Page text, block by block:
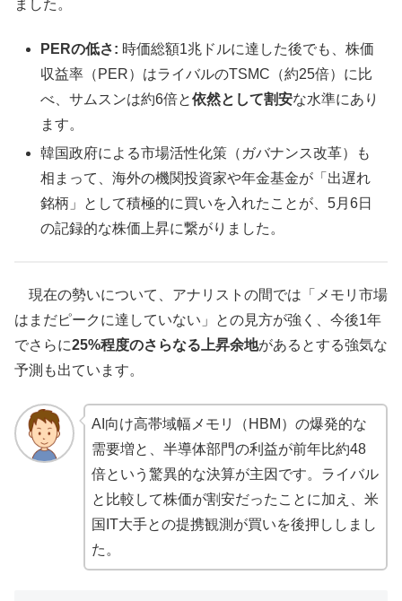
ました。
PERの低さ: 時価総額1兆ドルに達した後でも、株価
収益率（PER）はライバルのTSMC（約25倍）に比
べ、サムスンは約6倍と依然として割安な水準にあり
ます。
韓国政府による市場活性化策（ガバナンス改革）も
相まって、海外の機関投資家や年金基金が「出遅れ
銘柄」として積極的に買いを入れたことが、5月6日
の記録的な株価上昇に繋がりました。
現在の勢いについて、アナリストの間では「メモリ市場
はまだピークに達していない」との見方が強く、今後1年
でさらに25%程度のさらなる上昇余地があるとする強気な
予測も出ています。
AI向け高帯域幅メモリ（HBM）の爆発的な
需要増と、半導体部門の利益が前年比約48
倍という驚異的な決算が主因です。ライバル
と比較して株価が割安だったことに加え、米
国IT大手との提携観測が買いを後押ししまし
た。